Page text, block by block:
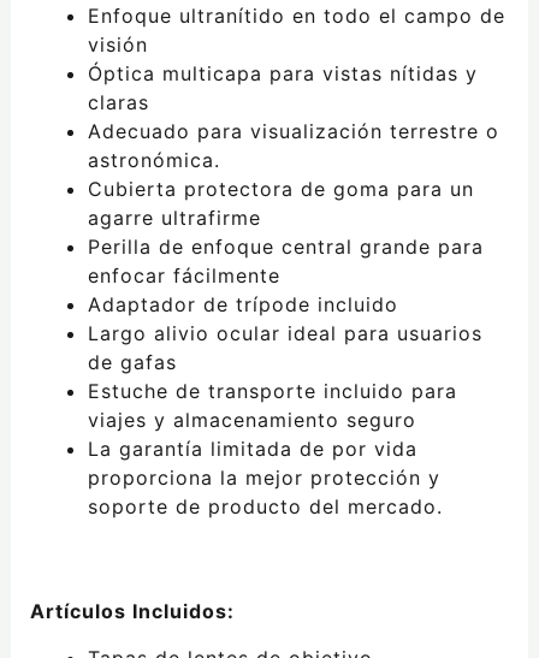
Enfoque ultranítido en todo el campo de
visión
Óptica multicapa para vistas nítidas y
claras
Adecuado para visualización terrestre o
astronómica.
Cubierta protectora de goma para un
agarre ultrafirme
Perilla de enfoque central grande para
enfocar fácilmente
Adaptador de trípode incluido
Largo alivio ocular ideal para usuarios
de gafas
Estuche de transporte incluido para
viajes y almacenamiento seguro
La garantía limitada de por vida
proporciona la mejor protección y
soporte de producto del mercado.
Artículos Incluidos: